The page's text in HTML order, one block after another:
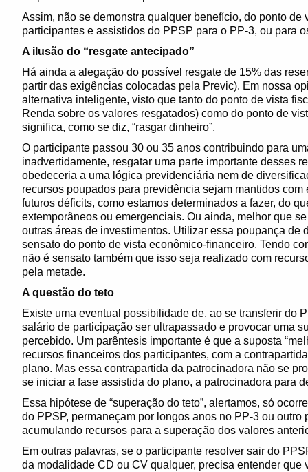
Assim, não se demonstra qualquer benefício, do ponto de
participantes e assistidos do PPSP para o PP-3, ou para
A ilusão do “resgate antecipado”
Há ainda a alegação do possível resgate de 15% das
partir das exigências colocadas pela Previc). Em nossa
alternativa inteligente, visto que tanto do ponto de vista
Renda sobre os valores resgatados) como do ponto de
significa, como se diz, “rasgar dinheiro”.
O participante passou 30 ou 35 anos contribuindo para
inadvertidamente, resgatar uma parte importante desses
obedeceria a uma lógica previdenciária nem de
recursos poupados para previdência sejam mantidos
futuros déficits, como estamos determinados a fazer, do
extemporâneos ou emergenciais. Ou ainda, melhor que
outras áreas de investimentos. Utilizar essa poupança de
sensato do ponto de vista econômico-financeiro. Tendo
não é sensato também que isso seja realizado com
pela metade.
A questão do teto
Existe uma eventual possibilidade de, ao se transferir do
salário de participação ser ultrapassado e provocar uma
percebido. Um parêntesis importante é que a suposta
recursos financeiros dos participantes, com a
plano. Mas essa contrapartida da patrocinadora não se
se iniciar a fase assistida do plano, a patrocinadora para
Essa hipótese de “superação do teto”, alertamos, só
do PPSP, permaneçam por longos anos no PP-3 ou
acumulando recursos para a superação dos valores
Em outras palavras, se o participante resolver sair do
da modalidade CD ou CV qualquer, precisa entender que